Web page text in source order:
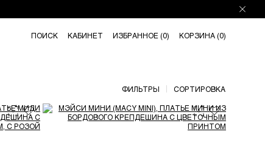
ПОИСК КАБИНЕТ ИЗБРАННОЕ (0) КОРЗИНА (0)
ФИЛЬТРЫ СОРТИРОВКА